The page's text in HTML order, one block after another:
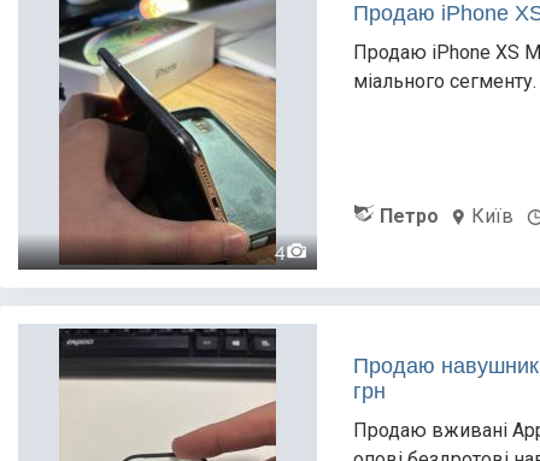
4
Продаю iPhone XS
Продаю iPhone XS
міального
Петро Київ
Продаю
грн
Продаю вживані